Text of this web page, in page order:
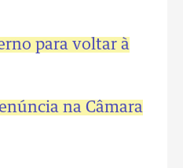
para voltar à
na Câmara